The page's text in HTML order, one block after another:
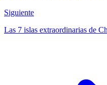
Siguiente
Las 7 islas extraordinarias de